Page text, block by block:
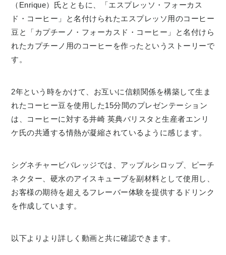
（Enrique）氏とともに、「エスプレッソ・フォーカス
ド・コーヒー」と名付けられたエスプレッソ用のコーヒー
豆と「カプチーノ・フォーカスド・コーヒー」と名付けら
れたカプチーノ用のコーヒーを作ったというストーリーで
す。
2年という時をかけて、お互いに信頼関係を構築して生ま
れたコーヒー豆を使用した15分間のプレゼンテーション
は、コーヒーに対する井崎 英典バリスタと生産者エンリ
ケ氏の共通する情熱が凝縮されているように感じます。
シグネチャービバレッジでは、アップルシロップ、ピーチ
ネクター、硬水のアイスキューブを副材料として使用し、
お客様の期待を超えるフレーバー体験を提供するドリンク
を作成しています。
以下よりより詳しく動画と共に確認できます。